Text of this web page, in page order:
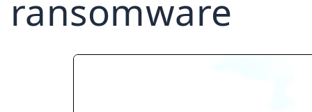
ransomware